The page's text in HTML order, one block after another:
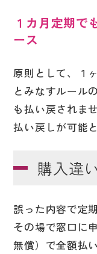
１カ月定期で
ース
原則として、１
とみなすルール
も払い戻されま
払い戻しが可能
購入違
誤った内容で定
その場で窓口に
無償）で全額払